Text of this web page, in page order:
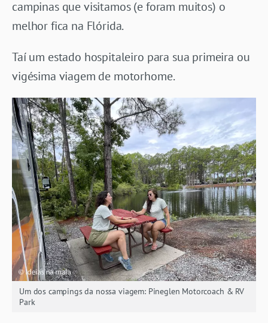
campinas que visitamos (e foram muitos) o
melhor fica na Flórida.
Taí um estado hospitaleiro para sua primeira ou
vigésima viagem de motorhome.
Um dos campings da nossa viagem: Pineglen Motorcoach & RV
Park